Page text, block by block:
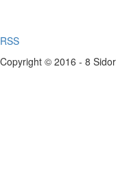
RSS
Copyright © 2016 - 8 Sidor